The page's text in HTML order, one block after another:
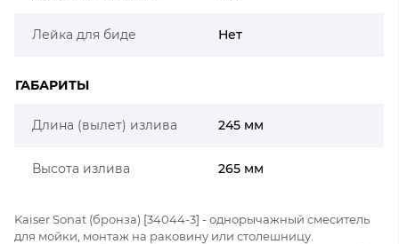
Лейка для биде Нет
ГАБАРИТЫ
Длина (вылет) излива 245 мм
Высота излива 265 мм
Kaiser Sonat (бронза) [34044-3] - однорычажный смеситель
для мойки, монтаж на раковину или столешницу.